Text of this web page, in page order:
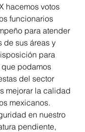
hacemos votos
funcionarios
para atender
de sus áreas y
para
podamos
del sector
mejorar la calidad
mexicanos.
en nuestro
pendiente,